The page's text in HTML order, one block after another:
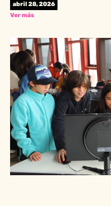
abril 28, 2026
Ver más